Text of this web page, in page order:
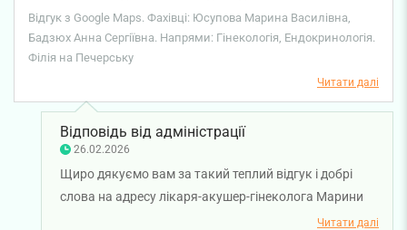
своєї справи. Також хочу висловити вдячність лікарю-
ендокринологу Бадзюх Анні Сергіївні за призначене
ефективне лікування, постійний супровід і моніторинг
Відгук з Google Maps. Фахівці: Юсупова Марина Василівна,
Бадзюх Анна Сергіївна. Напрями: Гінекологія, Ендокринологія.
Філія на Печерську
Читати далі
Відповідь від адміністрації
26.02.2026
Щиро дякуємо вам за такий теплий відгук і добрі
слова на адресу лікаря-акушер-гінеколога Марини
Юсупової та лікаря-ендокринолога Анни Бадзюх.
Читати далі